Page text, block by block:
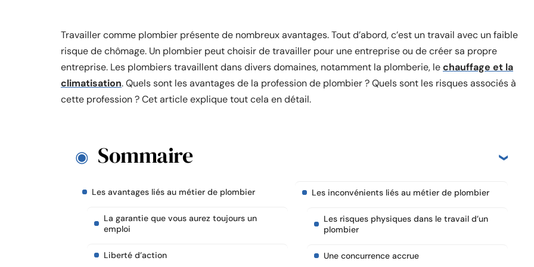
Travailler comme plombier présente de nombreux avantages. Tout d’abord, c’est un travail avec un faible
risque de chômage. Un plombier peut choisir de travailler pour une entreprise ou de créer sa propre
entreprise. Les plombiers travaillent dans divers domaines, notamment la plomberie, lechauffage et la
climatisation. Quels sont les avantages de la profession de plombier ? Quels sont les risques associés à
cette profession ? Cet article explique tout cela en détail.
Sommaire
Les avantages liés au métier de plombier
La garantie que vous aurez toujours un
emploi
Liberté d’action
Les inconvénients liés au métier de plombier
Les risques physiques dans le travail d’un
plombier
Une concurrence accrue